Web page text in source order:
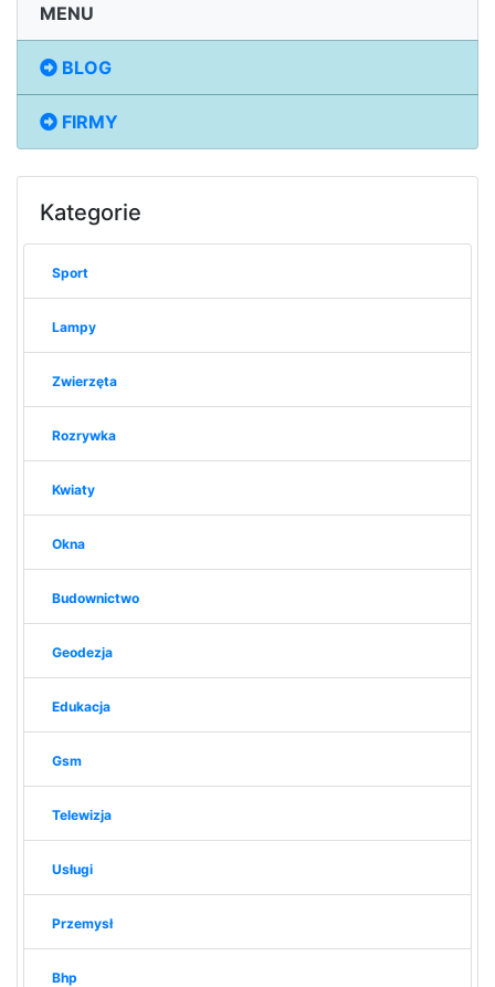
MENU
BLOG
FIRMY
Kategorie
Sport
Lampy
Zwierzęta
Rozrywka
Kwiaty
Okna
Budownictwo
Geodezja
Edukacja
Gsm
Telewizja
Usługi
Przemysł
Bhp